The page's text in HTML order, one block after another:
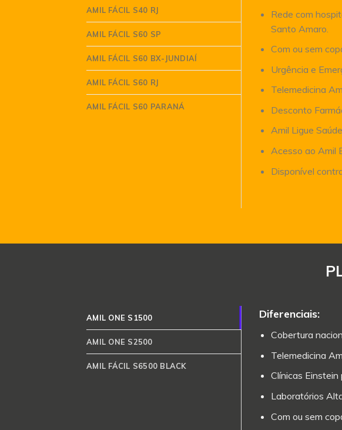
AMIL FÁCIL S40 RJ
AMIL FÁCIL S60 SP
AMIL FÁCIL S60 BX-JUNDIAÍ
AMIL FÁCIL S60 RJ
AMIL FÁCIL S60 PARANÁ
Rede com
Santo Amaro.
Com ou sem
Urgência e
Telemedicina
Desconto
Amil Ligue Saúde
Acesso ao Amil
Disponível
AMIL ONE S1500
AMIL ONE S2500
AMIL FÁCIL S6500 BLACK
Diferenciais:
Cobertura
Telemedicina
Clínicas
Laboratórios
Com ou sem